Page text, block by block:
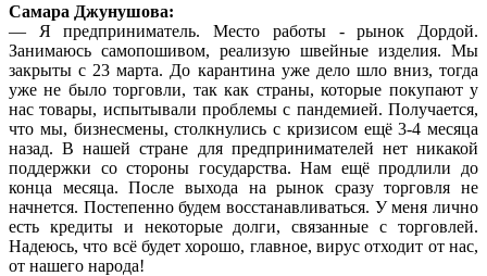
Самара Джунушова:
— Я предприниматель. Место работы - рынок Дордой.
Занимаюсь самопошивом, реализую швейные изделия. Мы
закрыты с 23 марта. До карантина уже дело шло вниз, тогда
уже не было торговли, так как страны, которые покупают у
нас товары, испытывали проблемы с пандемией. Получается,
что мы, бизнесмены, столкнулись с кризисом ещё 3-4 месяца
назад. В нашей стране для предпринимателей нет никакой
поддержки со стороны государства. Нам ещё продлили до
конца месяца. После выхода на рынок сразу торговля не
начнется. Постепенно будем восстанавливаться. У меня лично
есть кредиты и некоторые долги, связанные с торговлей.
Надеюсь, что всё будет хорошо, главное, вирус отходит от нас,
от нашего народа!